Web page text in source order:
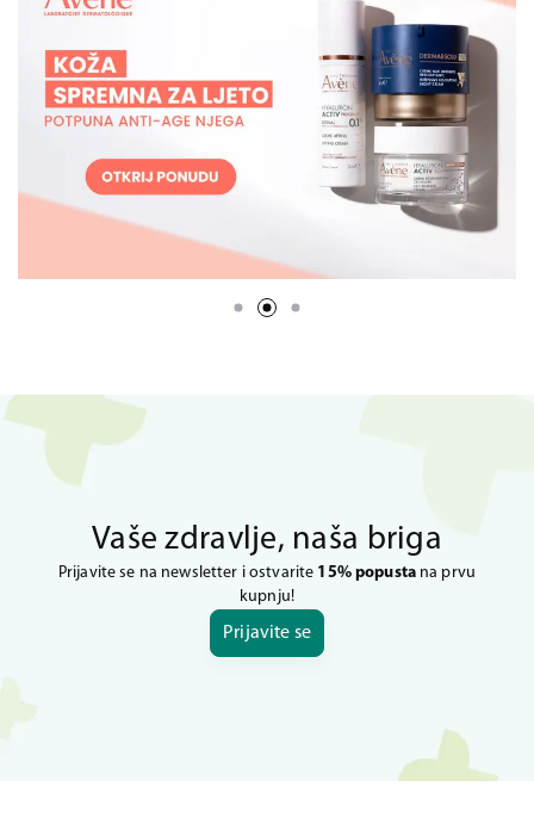
Vaše zdravlje, naša briga
Prijavite se na newsletter i ostvarite 15% popustana prvu
kupnju!
Prijavite se